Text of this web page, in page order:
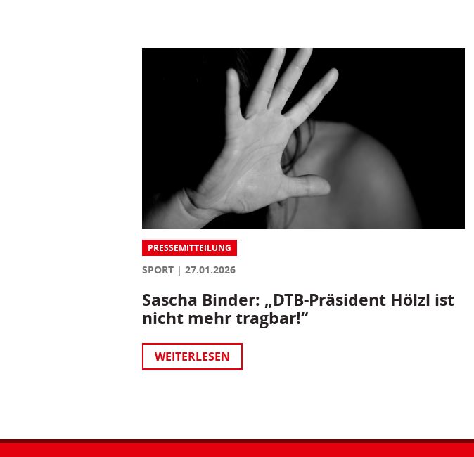
PRESSEMITTEILUNG
SPORT 27.01.2026
Sascha Binder: „DTB-Präsident Hölzl ist
nicht mehr tragbar!“
WEITERLESEN